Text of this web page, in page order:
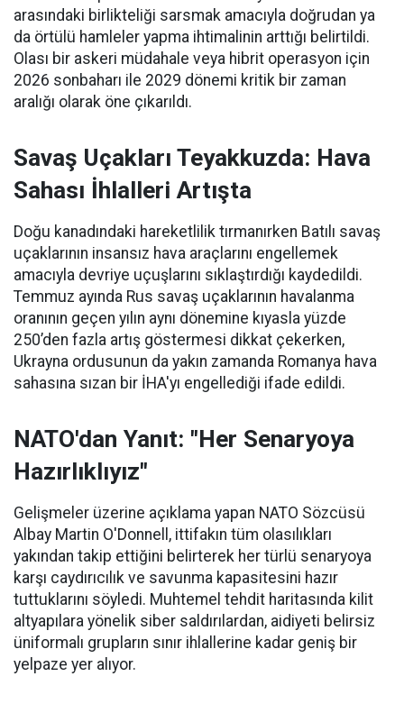
arasındaki birlikteliği sarsmak amacıyla doğrudan ya
da örtülü hamleler yapma ihtimalinin arttığı belirtildi.
Olası bir askeri müdahale veya hibrit operasyon için
2026 sonbaharı ile 2029 dönemi kritik bir zaman
aralığı olarak öne çıkarıldı.
Savaş Uçakları Teyakkuzda: Hava
Sahası İhlalleri Artışta
Doğu kanadındaki hareketlilik tırmanırken Batılı savaş
uçaklarının insansız hava araçlarını engellemek
amacıyla devriye uçuşlarını sıklaştırdığı kaydedildi.
Temmuz ayında Rus savaş uçaklarının havalanma
oranının geçen yılın aynı dönemine kıyasla yüzde
250’den fazla artış göstermesi dikkat çekerken,
Ukrayna ordusunun da yakın zamanda Romanya hava
sahasına sızan bir İHA'yı engellediği ifade edildi.
NATO'dan Yanıt: "Her Senaryoya
Hazırlıklıyız"
Gelişmeler üzerine açıklama yapan NATO Sözcüsü
Albay Martin O'Donnell, ittifakın tüm olasılıkları
yakından takip ettiğini belirterek her türlü senaryoya
karşı caydırıcılık ve savunma kapasitesini hazır
tuttuklarını söyledi. Muhtemel tehdit haritasında kilit
altyapılara yönelik siber saldırılardan, aidiyeti belirsiz
üniformalı grupların sınır ihlallerine kadar geniş bir
yelpaze yer alıyor.